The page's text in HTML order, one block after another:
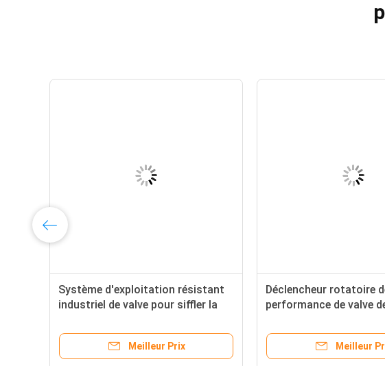
Système d'exploitation résistant
industriel de valve pour siffler la
Meilleur Prix
Déclencheur rotatoire
performance de valve
d'exploitation de samrt
Meilleur